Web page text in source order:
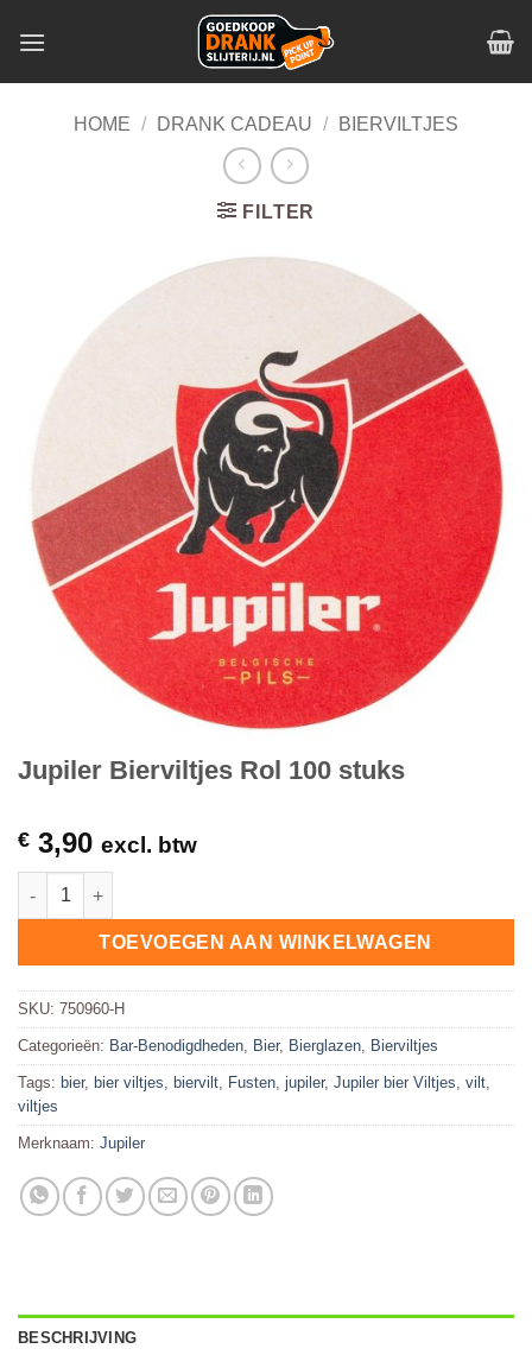
HOME / DRANK CADEAU / BIERVILTJES
FILTER
Jupiler Bierviltjes Rol 100 stuks
€ 3,90 excl. btw
Jupiler Bierviltjes Rol 100 stuks hoeveelheid
TOEVOEGEN AAN WINKELWAGEN
SKU: 750960-H
Categorieën: Bar-Benodigdheden Bier, Bierglazen Bierviltjes
Tags: bier, bier viltjes biervilt Fusten jupiler, Jupiler bier Viltjes vilt
viltjes
Merknaam: Jupiler
BESCHRIJVING